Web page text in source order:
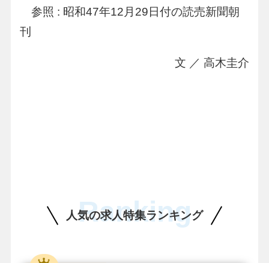
参照 : 昭和47年12月29日付の読売新聞朝
刊
文 ／ 高木圭介
人気の求人特集ランキング
Ranking